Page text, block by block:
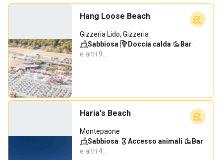
Hang Loose Beach
Gizzeria Lido, Gizzeria
Sabbiosa· Doccia calda· Bar·
e altri 9…
Haria's Beach
Montepaone
Sabbiosa· Accesso animali· Bar·
e altri 4…